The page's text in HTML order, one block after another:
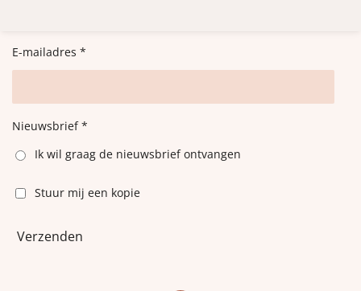
E-mailadres *
Nieuwsbrief *
Ik wil graag de nieuwsbrief ontvangen
Stuur mij een kopie
Verzenden